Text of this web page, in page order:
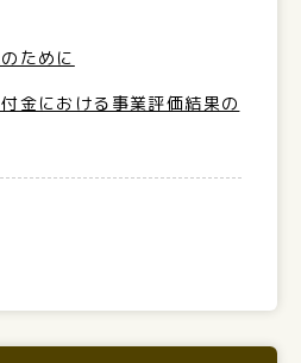
ために
金における事業評価結果の